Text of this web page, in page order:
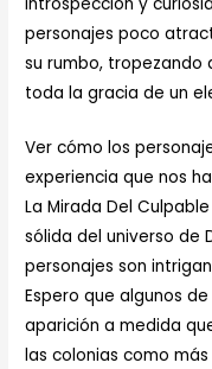
personajes poco
su rumbo, tropezando
toda la gracia de un
Ver cómo los
experiencia que nos
La Mirada Del
sólida del universo de
personajes son
Espero que algunos
aparición a medida
las colonias como